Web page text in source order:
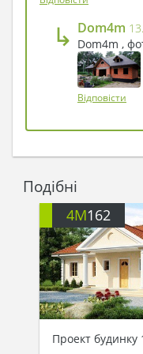
значимість
Таким чином,
комфортної
елегантність,
продумане
гідним втіленням
↳ Dom4m
Dom4m ,
Відповісти
Подібні
4M162
Проект будинку